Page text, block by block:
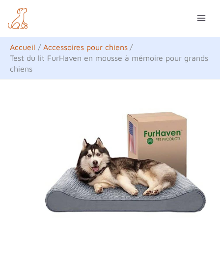
contenu
Accueil
Accessoires pour chiens
Test du lit FurHaven en mousse à mémoire pour grands
chiens
e
c
h
e